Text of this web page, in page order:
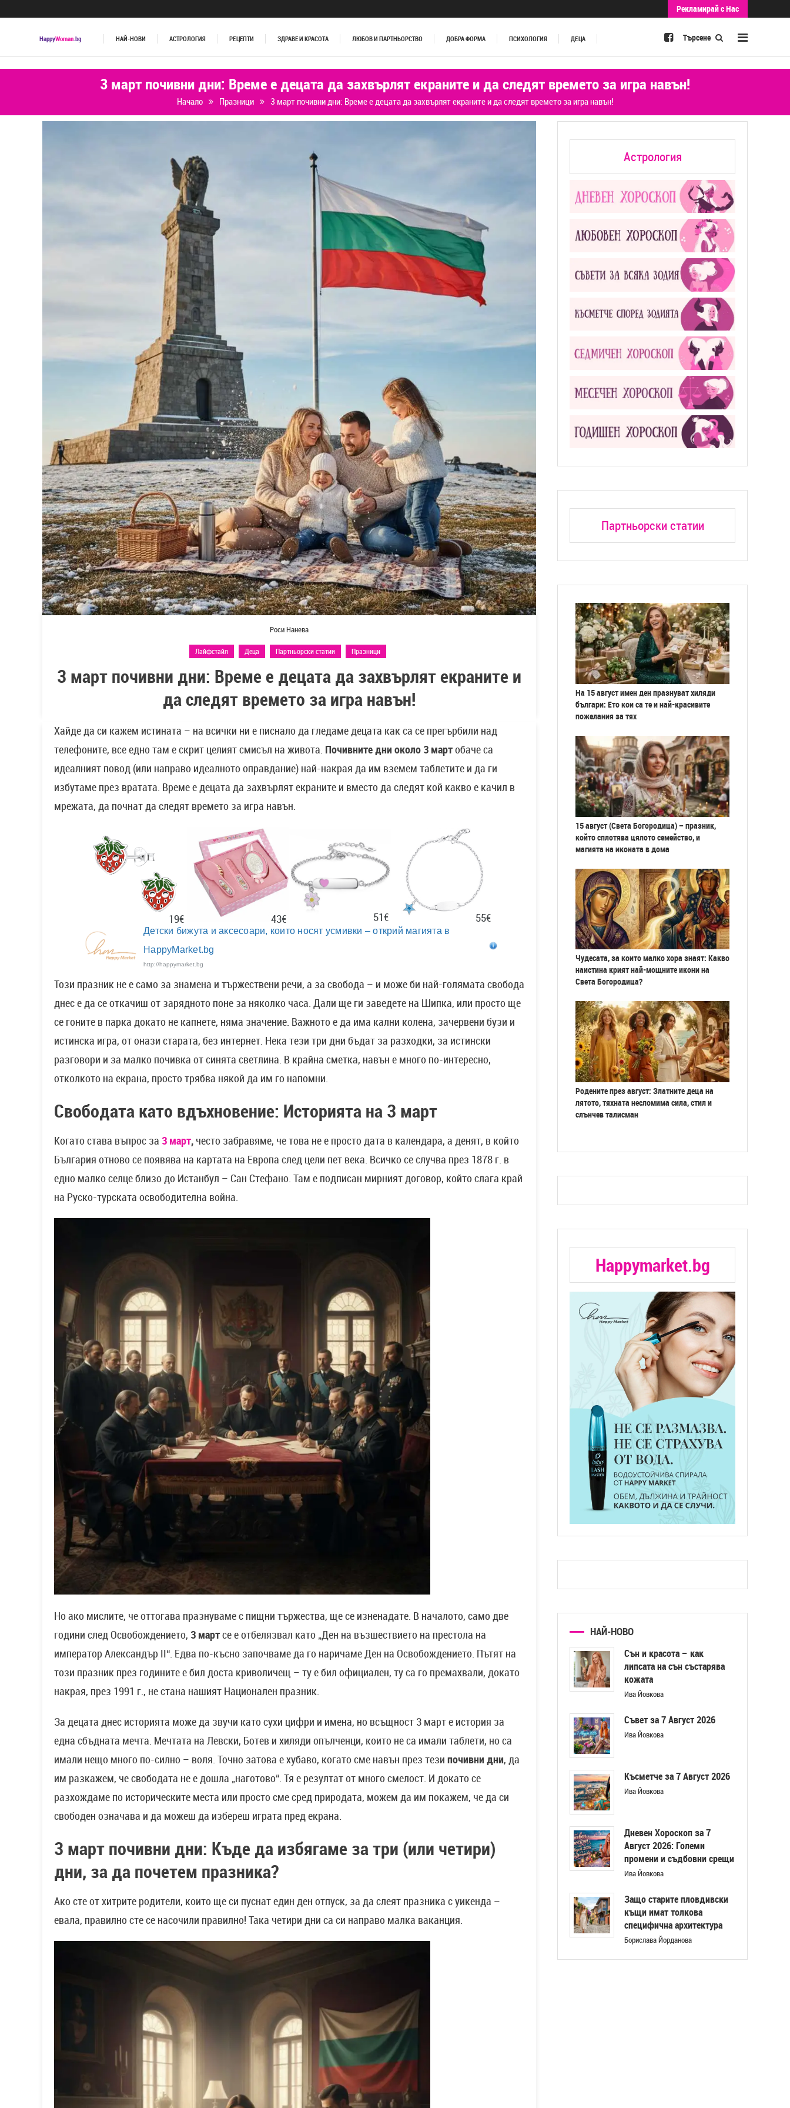
Рекламирай с Нас
HappyWoman.bg НАЙ-НОВИ АСТРОЛОГИЯ РЕЦЕПТИ ЗДРАВЕ И КРАСОТА ЛЮБОВ И ПАРТНЬОРСТВО ДОБРА ФОРМА ПСИХОЛОГИЯ ДЕЦА Търсене
3 март почивни дни: Време е децата да захвърлят екраните и да следят времето за игра навън!
Начало Празници 3 март почивни дни: Време е децата да захвърлят екраните и да следят времето за игра навън!
Роси Нанева
Лайфстайл Деца Партньорски статии Празници
3 март почивни дни: Време е децата да захвърлят екраните и
да следят времето за игра навън!
Хайде да си кажем истината – на всички ни е писнало да гледаме децата как са се прегърбили над
телефоните, все едно там е скрит целият смисъл на живота. Почивните дни около 3 мартобаче са
идеалният повод (или направо идеалното оправдание) най-накрая да им вземем таблетите и да ги
избутаме през вратата. Време е децата да захвърлят екраните и вместо да следят кой какво е качил в
мрежата, да почнат да следят времето за игра навън.
19€ 43€ 51€ 55€
Детски бижута и аксесоари, които носят усмивки – открий магията в
HappyMarket.bg
http://happymarket.bg
Този празник не е само за знамена и тържествени речи, а за свобода – и може би най-голямата свобода
днес е да се откачиш от зарядното поне за няколко часа. Дали ще ги заведете на Шипка, или просто ще
се гоните в парка докато не капнете, няма значение. Важното е да има кални колена, зачервени бузи и
истинска игра, от онази старата, без интернет. Нека тези три дни бъдат за разходки, за истински
разговори и за малко почивка от синята светлина. В крайна сметка, навън е много по-интересно,
отколкото на екрана, просто трябва някой да им го напомни.
Свободата като вдъхновение: Историята на 3 март
Когато става въпрос за 3 март, често забравяме, че това не е просто дата в календара, а денят, в който
България отново се появява на картата на Европа след цели пет века. Всичко се случва през 1878 г. в
едно малко селце близо до Истанбул – Сан Стефано. Там е подписан мирният договор, който слага край
на Руско-турската освободителна война.
Но ако мислите, че оттогава празнуваме с пищни тържества, ще се изненадате. В началото, само две
години след Освобождението, 3 мартсе е отбелязвал като „Ден на възшествието на престола на
император Александър II“. Едва по-късно започваме да го наричаме Ден на Освобождението. Пътят на
този празник през годините е бил доста криволичещ – ту е бил официален, ту са го премахвали, докато
накрая, през 1991 г., не стана нашият Национален празник.
За децата днес историята може да звучи като сухи цифри и имена, но всъщност 3 март е история за
една сбъдната мечта. Мечтата на Левски, Ботев и хиляди опълченци, които не са имали таблети, но са
имали нещо много по-силно – воля. Точно затова е хубаво, когато сме навън през тези почивни дни, да
им разкажем, че свободата не е дошла „наготово“. Тя е резултат от много смелост. И докато се
разхождаме по историческите места или просто сме сред природата, можем да им покажем, че да си
свободен означава и да можеш да избереш играта пред екрана.
3 март почивни дни: Къде да избягаме за три (или четири)
дни, за да почетем празника?
Ако сте от хитрите родители, които ще си пуснат един ден отпуск, за да слеят празника с уикенда –
евала, правилно сте се насочили правилно! Така четири дни са си направо малка ваканция.
Астрология
Партньорски статии
На 15 август имен ден празнуват хиляди
българи: Ето кои са те и най-красивите
пожелания за тях
15 август (Света Богородица) – празник,
който сплотява цялото семейство, и
магията на иконата в дома
Чудесата, за които малко хора знаят: Какво
наистина крият най-мощните икони на
Света Богородица?
Родените през август: Златните деца на
лятото, тяхната несломима сила, стил и
слънчев талисман
Happymarket.bg
НАЙ-НОВО
Сън и красота – как
липсата на сън състарява
кожата
Ива Йовкова
Съвет за 7 Август 2026
Ива Йовкова
Късметче за 7 Август 2026
Ива Йовкова
Дневен Хороскоп за 7
Август 2026: Големи
промени и съдбовни срещи
Ива Йовкова
Защо старите пловдивски
къщи имат толкова
специфична архитектура
Борислава Йорданова